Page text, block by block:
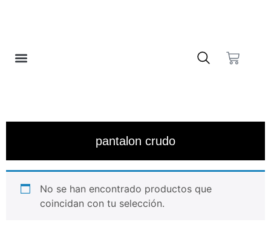
pantalon crudo
No se han encontrado productos que
coincidan con tu selección.